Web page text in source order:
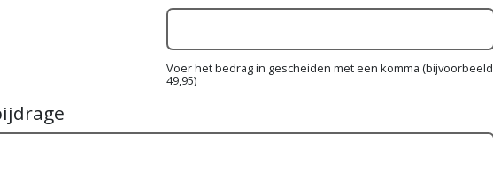
Voer het bedrag in gescheiden met een komma (bijvoorbeeld
49,95)